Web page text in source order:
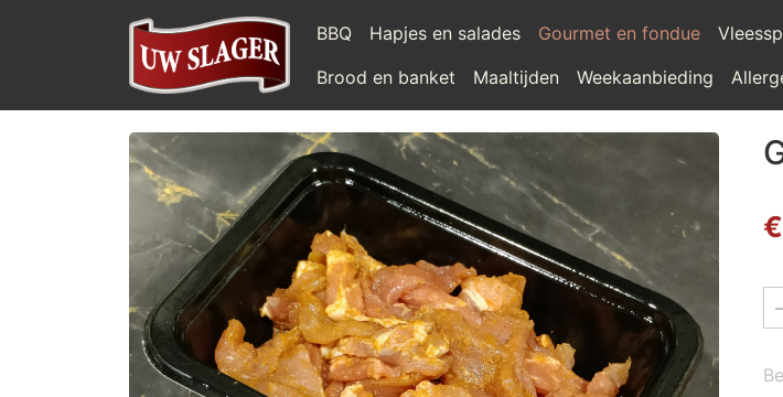
BBQ Hapjes en salades Gourmet en fondue
Brood en banket
Maaltijden Weekaanbieding
–